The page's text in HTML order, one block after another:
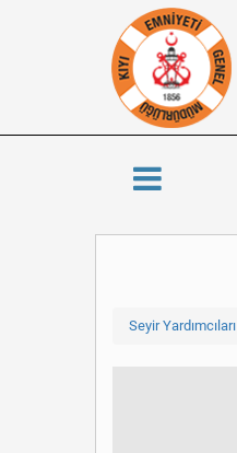
Seyir Yardımcıları